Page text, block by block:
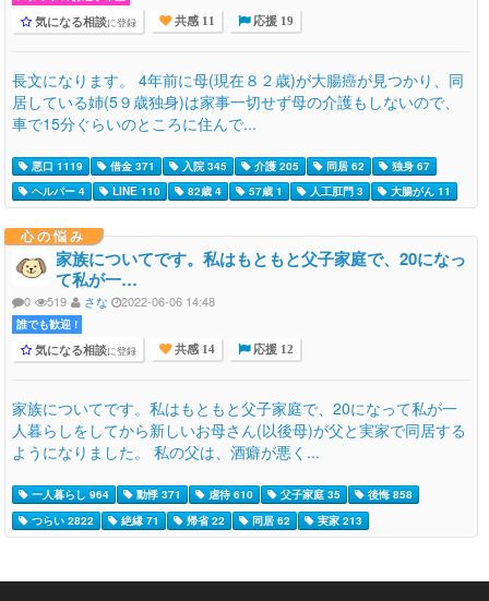
気になる相談に登録 共感 11 応援 19
長文になります。 4年前に母(現在８２歳)が大腸癌が見つかり、同
居している姉(5９歳独身)は家事一切せず母の介護もしないので、
車で15分ぐらいのところに住んで...
悪口 1119 借金 371 入院 345 介護 205 同居 62
独身 67
ヘルパー 4
LINE 110 82歳 4 57歳 1 人工肛門 3 大腸がん 11
心の悩み
家族についてです。私はもともと父子家庭で、20になっ
て私が一…
0 519 さな 2022-06-06 14:48
誰でも歓迎 !
気になる相談に登録 共感 14 応援 12
家族についてです。私はもともと父子家庭で、20になって私が一
人暮らしをしてから新しいお母さん(以後母)が父と実家で同居する
ようになりました。 私の父は、酒癖が悪く...
一人暮らし 964 動悸 371 虐待 610 父子家庭 35
後悔 858
つらい 2822
絶縁 71 帰省 22 同居 62 実家 213